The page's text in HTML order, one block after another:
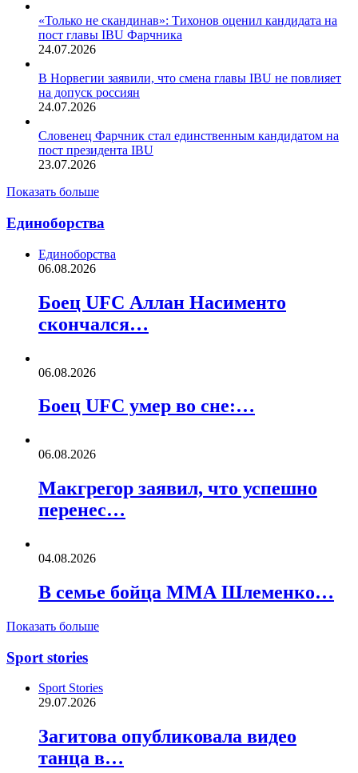
«Только не скандинав»: Тихонов оценил кандидата на
пост главы IBU Фарчника
24.07.2026
В Норвегии заявили, что смена главы IBU не повлияет
на допуск россиян
24.07.2026
Словенец Фарчник стал единственным кандидатом на
пост президента IBU
23.07.2026
Показать больше
Единоборства
Единоборства
06.08.2026
Боец UFC Аллан Насименто
скончался…
06.08.2026
Боец UFC умер во сне:…
06.08.2026
Макгрегор заявил, что успешно
перенес…
04.08.2026
В семье бойца ММА Шлеменко…
Показать больше
Sport stories
Sport Stories
29.07.2026
Загитова опубликовала видео
танца в…